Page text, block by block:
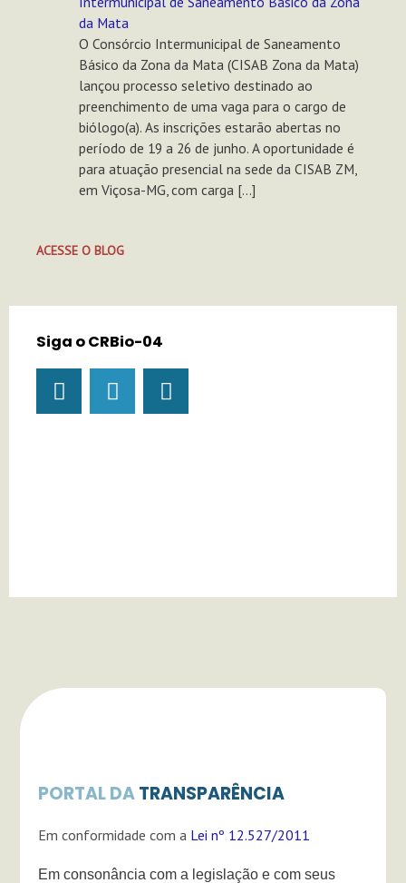
da Mata
O Consórcio Intermunicipal de Saneamento
Básico da Zona da Mata (CISAB Zona da Mata)
lançou processo seletivo destinado ao
preenchimento de uma vaga para o cargo de
biólogo(a). As inscrições estarão abertas no
período de 19 a 26 de junho. A oportunidade é
para atuação presencial na sede da CISAB ZM,
em Viçosa-MG, com carga […]
ACESSE O BLOG
Siga o CRBio-04
I
n
Y
o
T
i
PORTAL DATRANSPARÊNCIA
Em conformidade com a Lei nº 12.527/2011
Em consonância com a legislação e com seus